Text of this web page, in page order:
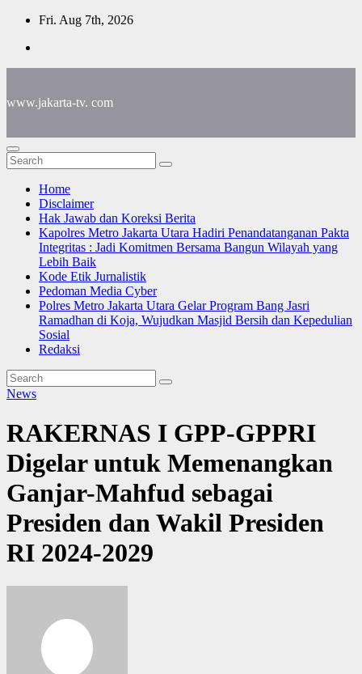
Skip
content
Fri. Aug 7th, 2026
www.jakarta-tv. com
Home
Disclaimer
Hak Jawab dan Koreksi Berita
Kapolres Metro Jakarta Utara Hadiri Penandatanganan Pakta
Integritas : Jadi Komitmen Bersama Bangun Wilayah yang
Lebih Baik
Kode Etik Jurnalistik
Pedoman Media Cyber
Polres Metro Jakarta Utara Gelar Program Bang Jasri
Ramadhan di Koja, Wujudkan Masjid Bersih dan Kepedulian
Sosial
Redaksi
News
RAKERNAS I GPP-GPPRI
Digelar untuk Memenangkan
Ganjar-Mahfud sebagai
Presiden dan Wakil Presiden
RI 2024-2029